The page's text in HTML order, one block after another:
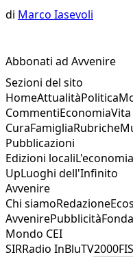
di Marco Iasevoli
Abbonati ad Avvenire
Sezioni del sito
HomeAttualitàPolitica
CommentiEconomia
CuraFamigliaRubriche
Pubblicazioni
Edizioni locali
UpLuoghi dell'Infinito
Avvenire
Chi siamoRedazione
AvvenirePubblicità
Mondo CEI
SIRRadio InBluTV2000